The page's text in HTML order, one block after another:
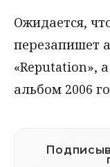
Ожидается,
перезапишет
«Reputation»,
альбом 2006